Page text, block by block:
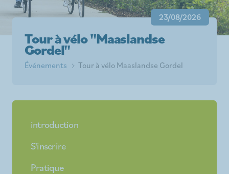
23/08/2026
Tour à vélo "Maaslandse
Gordel"
Événements Tour à vélo Maaslandse Gordel
introduction
S'inscrire
Pratique